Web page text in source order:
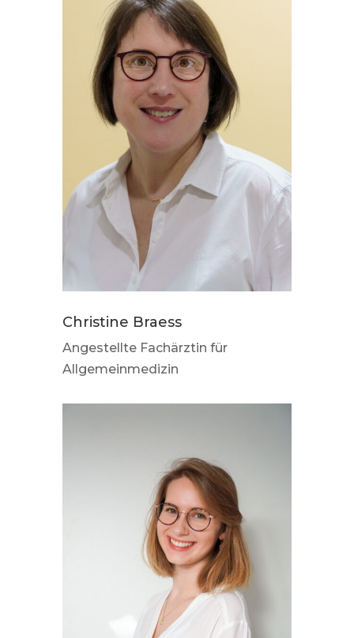
Christine Braess
Angestellte Fachärztin für
Allgemeinmedizin